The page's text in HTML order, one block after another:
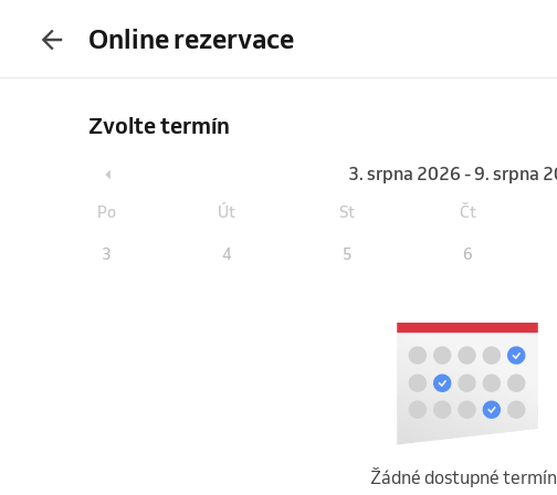
Online rezervace
Zvolte termín
3. srpna 2026 - 9. srpna
Po Út St Čt
3 4 5 6
Žádné dostupné